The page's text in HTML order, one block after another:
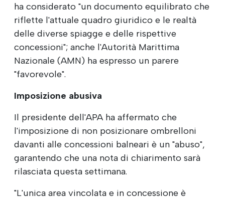
ha considerato "un documento equilibrato che
riflette l'attuale quadro giuridico e le realtà
delle diverse spiagge e delle rispettive
concessioni"; anche l'Autorità Marittima
Nazionale (AMN) ha espresso un parere
"favorevole".
Imposizione abusiva
Il presidente dell'APA ha affermato che
l'imposizione di non posizionare ombrelloni
davanti alle concessioni balneari è un "abuso",
garantendo che una nota di chiarimento sarà
rilasciata questa settimana.
"L'unica area vincolata e in concessione è